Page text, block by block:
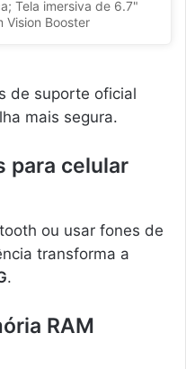
Tela imersiva de 6.7"
Vision Booster
de suporte oficial
mais segura.
para celular
ou usar fones de
transforma a
.
RAM